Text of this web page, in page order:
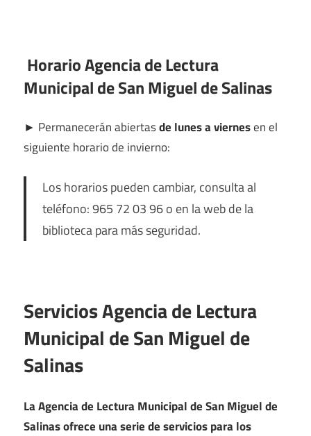
Horario Agencia de Lectura
Municipal de San Miguel de Salinas
► Permanecerán abiertasde lunes a viernesen el
siguiente horario de invierno:
Los horarios pueden cambiar, consulta al
teléfono: 965 72 03 96 o en la web de la
biblioteca para más seguridad.
Servicios Agencia de Lectura
Municipal de San Miguel de
Salinas
La Agencia de Lectura Municipal de San Miguel de
Salinas ofrece una serie de servicios para los